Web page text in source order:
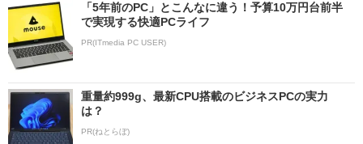
「5年前のPC」とこんなに違う！予算10万円台前半
で実現する快適PCライフ
PR(ITmedia PC USER)
重量約999g、最新CPU搭載のビジネスPCの実力
は？
PR(ねとらぼ)